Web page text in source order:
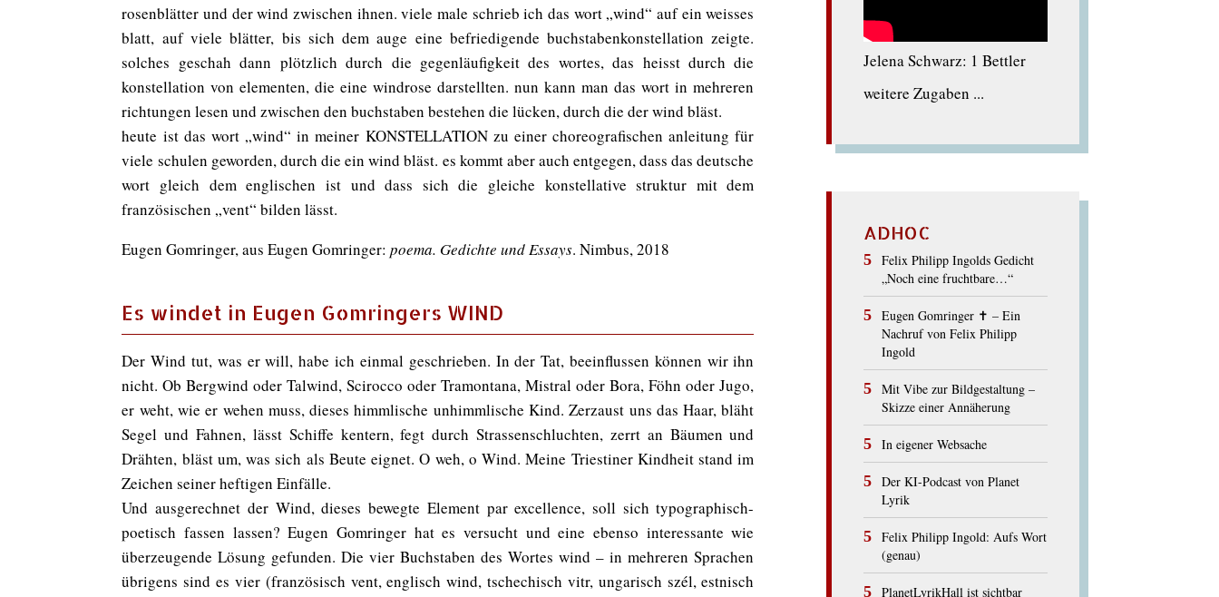
rosenblätter und der wind zwischen ihnen. viele male schrieb ich das wort „wind“ auf ein weisses
blatt, auf viele blätter, bis sich dem auge eine befriedigende buchstabenkonstellation zeigte.
solches geschah dann plötzlich durch die gegenläufigkeit des wortes, das heisst durch die
konstellation von elementen, die eine windrose darstellten. nun kann man das wort in mehreren
richtungen lesen und zwischen den buchstaben bestehen die lücken, durch die der wind bläst.
heute ist das wort „wind“ in meiner KONSTELLATION zu einer choreografischen anleitung für
viele schulen geworden, durch die ein wind bläst. es kommt aber auch entgegen, dass das deutsche
wort gleich dem englischen ist und dass sich die gleiche konstellative struktur mit dem
französischen „vent“ bilden lässt.
Eugen Gomringer,aus Eugen Gomringer:poema. Gedichte und Essays. Nimbus, 2018
Es windet in Eugen Gomringers WIND
Der Wind tut, was er will, habe ich einmal geschrieben. In der Tat, beeinflussen können wir ihn
nicht. Ob Bergwind oder Talwind, Scirocco oder Tramontana, Mistral oder Bora, Föhn oder Jugo,
er weht, wie er wehen muss, dieses himmlische unhimmlische Kind. Zerzaust uns das Haar, bläht
Segel und Fahnen, lässt Schiffe kentern, fegt durch Strassenschluchten, zerrt an Bäumen und
Drähten, bläst um, was sich als Beute eignet. O weh, o Wind. Meine Triestiner Kindheit stand im
Zeichen seiner heftigen Einfälle.
Und ausgerechnet der Wind, dieses bewegte Element par excellence, soll sich typographisch-
poetisch fassen lassen? Eugen Gomringer hat es versucht und eine ebenso interessante wie
überzeugende Lösung gefunden. Die vier Buchstaben des Wortes wind – in mehreren Sprachen
übrigens sind es vier (französisch vent, englisch wind, tschechisch vitr, ungarisch szél, estnisch
Jelena Schwarz: 1 Bettler
weitere Zugaben ...
ADHOC
Felix Philipp Ingolds Gedicht
„Noch eine fruchtbare…“
Eugen Gomringer ✝︎ – Ein
Nachruf von Felix Philipp
Ingold
Mit Vibe zur Bildgestaltung –
Skizze einer Annäherung
In eigener Websache
Der KI-Podcast von Planet
Lyrik
Felix Philipp Ingold: Aufs Wort
(genau)
PlanetLyrikHall ist sichtbar